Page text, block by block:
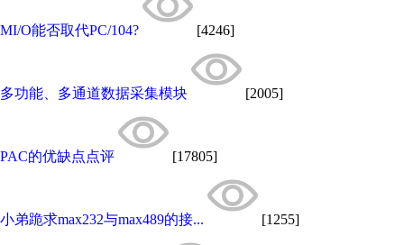
MI/O能否取代PC/104? [4246]
多功能、多通道数据采集模块 [2005]
PAC的优缺点点评 [17805]
小弟跪求max232与max489的接... [1255]